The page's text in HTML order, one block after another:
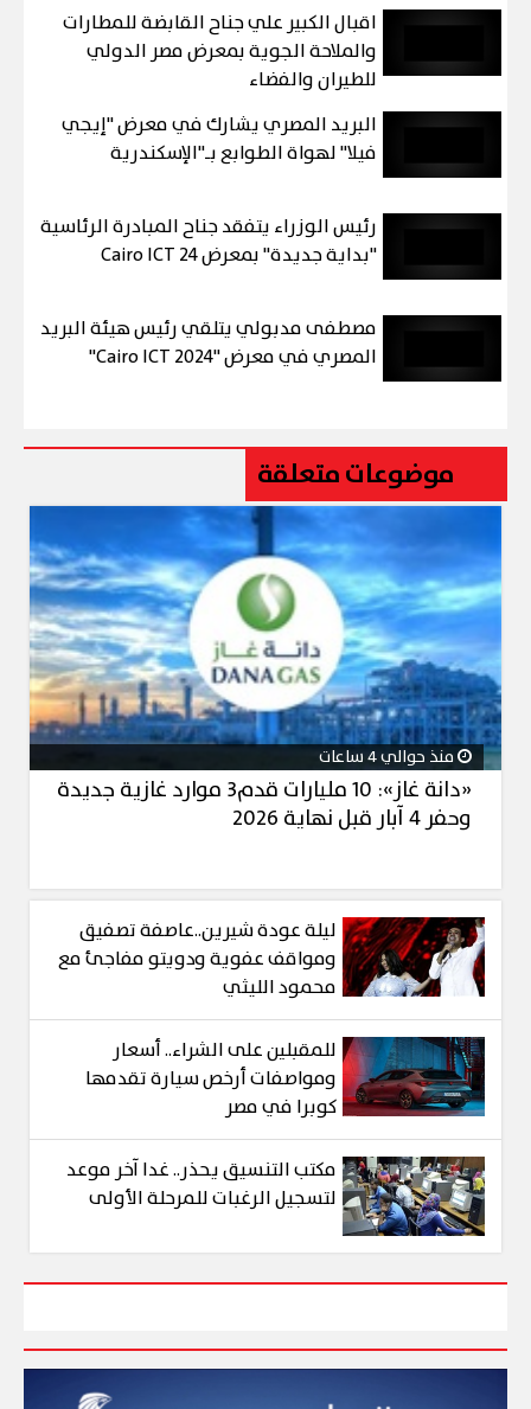
اقبال الكبير علي جناح القابضة للمطارات
والملاحة الجوية بمعرض مصر الدولي
للطيران والفضاء
البريد المصري يشارك في معرض "إيجي
فيلا" لهواة الطوابع بـ"الإسكندرية
رئيس الوزراء يتفقد جناح المبادرة الرئاسية
"بداية جديدة" بمعرض Cairo ICT 24
مصطفى مدبولي يتلقي رئيس هيئة البريد
المصري في معرض "Cairo ICT 2024"
موضوعات متعلقة
منذ حوالي 4 ساعات
«دانة غاز»: 10 مليارات قدم3 موارد غازية جديدة
وحفر 4 آبار قبل نهاية 2026
ليلة عودة شيرين..عاصفة تصفيق
ومواقف عفوية ودويتو مفاجئ مع
محمود الليثي
للمقبلين على الشراء.. أسعار
ومواصفات أرخص سيارة تقدمها
كوبرا في مصر
مكتب التنسيق يحذر.. غدا آخر موعد
لتسجيل الرغبات للمرحلة الأولى